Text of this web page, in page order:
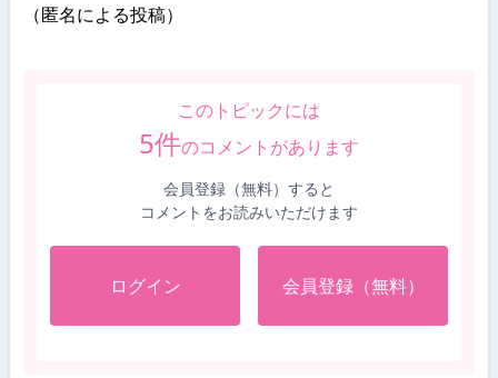
（匿名による投稿）
このトピックには
5件のコメントがあります
会員登録（無料）すると
コメントをお読みいただけます
ログイン 会員登録（無料）